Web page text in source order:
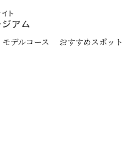
モデルコース おすすめスポット